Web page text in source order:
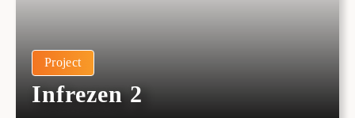
Project
Infrezen 2